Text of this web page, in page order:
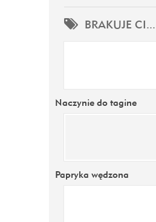
BRAKUJE CI...
Naczynie do tagine
Papryka wędzona